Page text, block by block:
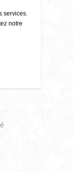
services.
notre